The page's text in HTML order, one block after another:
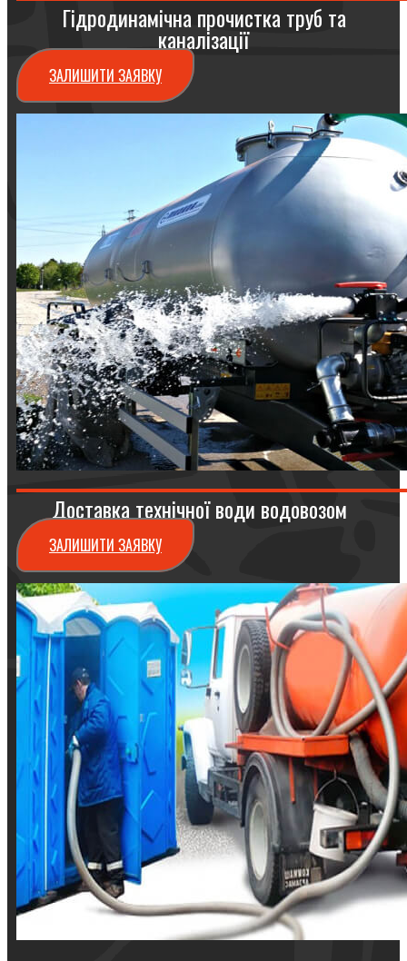
Гідродинамічна прочистка труб та
каналізації
ЗАЛИШИТИ ЗАЯВКУ
Доставка технічної води водовозом
ЗАЛИШИТИ ЗАЯВКУ